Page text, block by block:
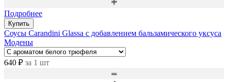
Подробнее
Купить
Соусы Carandini Glassa с добавлением бальзамического уксуса
Модены
640 ₽ за 1 шт